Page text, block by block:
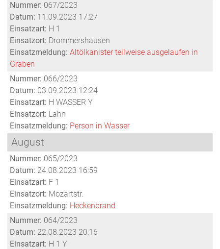
Nummer: 067/2023
Datum: 11.09.2023 17:27
Einsatzart: H 1
Einsatzort: Drommershausen
Einsatzmeldung: Altölkanister teilweise ausgelaufen in
Graben
Nummer: 066/2023
Datum: 03.09.2023 12:24
Einsatzart: H WASSER Y
Einsatzort: Lahn
Einsatzmeldung: Person in Wasser
August
Nummer: 065/2023
Datum: 24.08.2023 16:59
Einsatzart: F 1
Einsatzort: Mozartstr.
Einsatzmeldung: Heckenbrand
Nummer: 064/2023
Datum: 22.08.2023 20:16
Einsatzart: H 1 Y